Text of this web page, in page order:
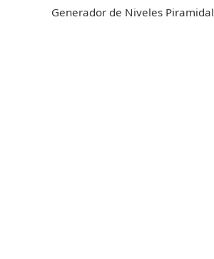
Generador de Niveles